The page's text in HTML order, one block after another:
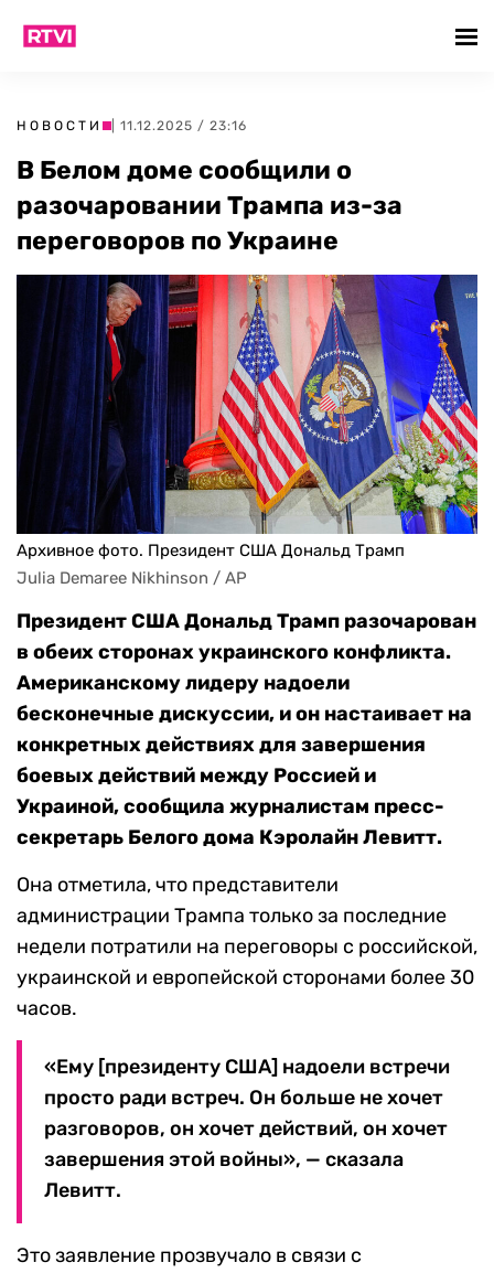
НОВОСТИ | 11.12.2025 / 23:16
В Белом доме сообщили о
разочаровании Трампа из-за
переговоров по Украине
Архивное фото. Президент США Дональд Трамп
Julia Demaree Nikhinson / AP
Президент США Дональд Трамп разочарован
в обеих сторонах украинского конфликта.
Американскому лидеру надоели
бесконечные дискуссии, и он настаивает на
конкретных действиях для завершения
боевых действий между Россией и
Украиной, сообщила журналистам пресс-
секретарь Белого дома Кэролайн Левитт.
Она отметила, что представители
администрации Трампа только за последние
недели потратили на переговоры с российской,
украинской и европейской сторонами более 30
часов.
«Ему [президенту США] надоели встречи
просто ради встреч. Он больше не хочет
разговоров, он хочет действий, он хочет
завершения этой войны», — сказала
Левитт.
Это заявление прозвучало в связи с